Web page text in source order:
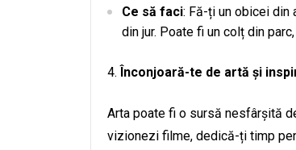
Ce să faci: Fă-ți un obicei din
din jur. Poate fi un colț din
Înconjoară-te de artă și
Arta poate fi o sursă nesfârșită
vizionezi filme, dedică-ți timp